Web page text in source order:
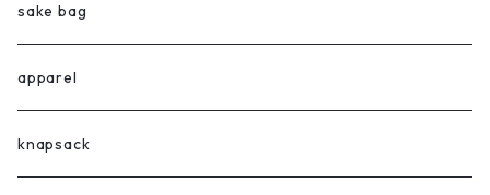
sake bag
apparel
knapsack